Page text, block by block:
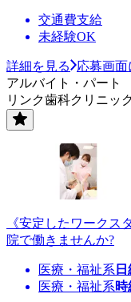
交通費支給
未経験OK
詳細を見る
応募画面
アルバイト・パート
リンク歯科クリニッ
《安定したワークス
院で働きませんか?
医療・福祉系
医療・福祉系時